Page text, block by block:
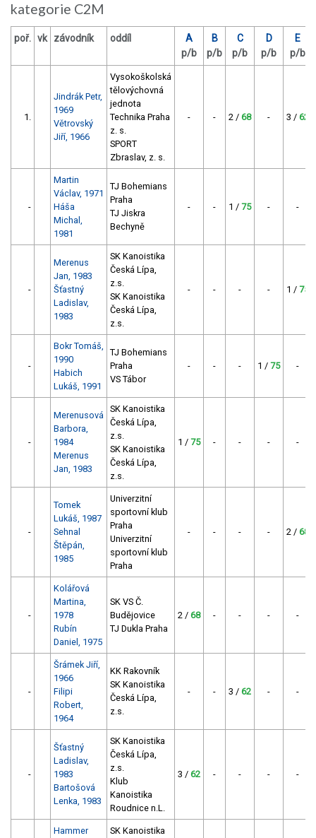
kategorie C2M
poř. vk závodník oddíl
A
p/b
B
p/b
C
p/b
D
p/b
E
p/b
1.
Jindrák Petr,
1969
Větrovský
Jiří, 1966
Vysokoškolská
tělovýchovná
jednota
Technika Praha
z. s.
SPORT
Zbraslav, z. s.
- - 2 / 68 - 3 / 62
-
Martin
Václav, 1971
Háša
Michal,
1981
TJ Bohemians
Praha
TJ Jiskra
Bechyně
- - 1 / 75 - -
-
Merenus
Jan, 1983
Šťastný
Ladislav,
1983
SK Kanoistika
Česká Lípa,
z.s.
SK Kanoistika
Česká Lípa,
z.s.
- - - - 1 / 75
-
Bokr Tomáš,
1990
Habich
Lukáš, 1991
TJ Bohemians
Praha
VS Tábor
- - - 1 / 75 -
-
Merenusová
Barbora,
1984
Merenus
Jan, 1983
SK Kanoistika
Česká Lípa,
z.s.
SK Kanoistika
Česká Lípa,
z.s.
1 / 75 - - - -
-
Tomek
Lukáš, 1987
Sehnal
Štěpán,
1985
Univerzitní
sportovní klub
Praha
Univerzitní
sportovní klub
Praha
- - - - 2 / 68
-
Kolářová
Martina,
1978
Rubín
Daniel, 1975
SK VS Č.
Budějovice
TJ Dukla Praha
2 / 68 - - - -
-
Šrámek Jiří,
1966
Filipi
Robert,
1964
KK Rakovník
SK Kanoistika
Česká Lípa,
z.s.
- - 3 / 62 - -
-
Šťastný
Ladislav,
1983
Bartošová
Lenka, 1983
SK Kanoistika
Česká Lípa,
z.s.
Klub
Kanoistika
Roudnice n.L.
3 / 62 - - - -
Hammer
SK Kanoistika